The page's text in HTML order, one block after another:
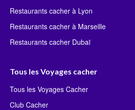
Restaurants cacher à Lyon
Restaurants cacher à Marseille
Restaurants cacher Dubaï
Tous les Voyages cacher
Tous les Voyages Cacher
Club Cacher